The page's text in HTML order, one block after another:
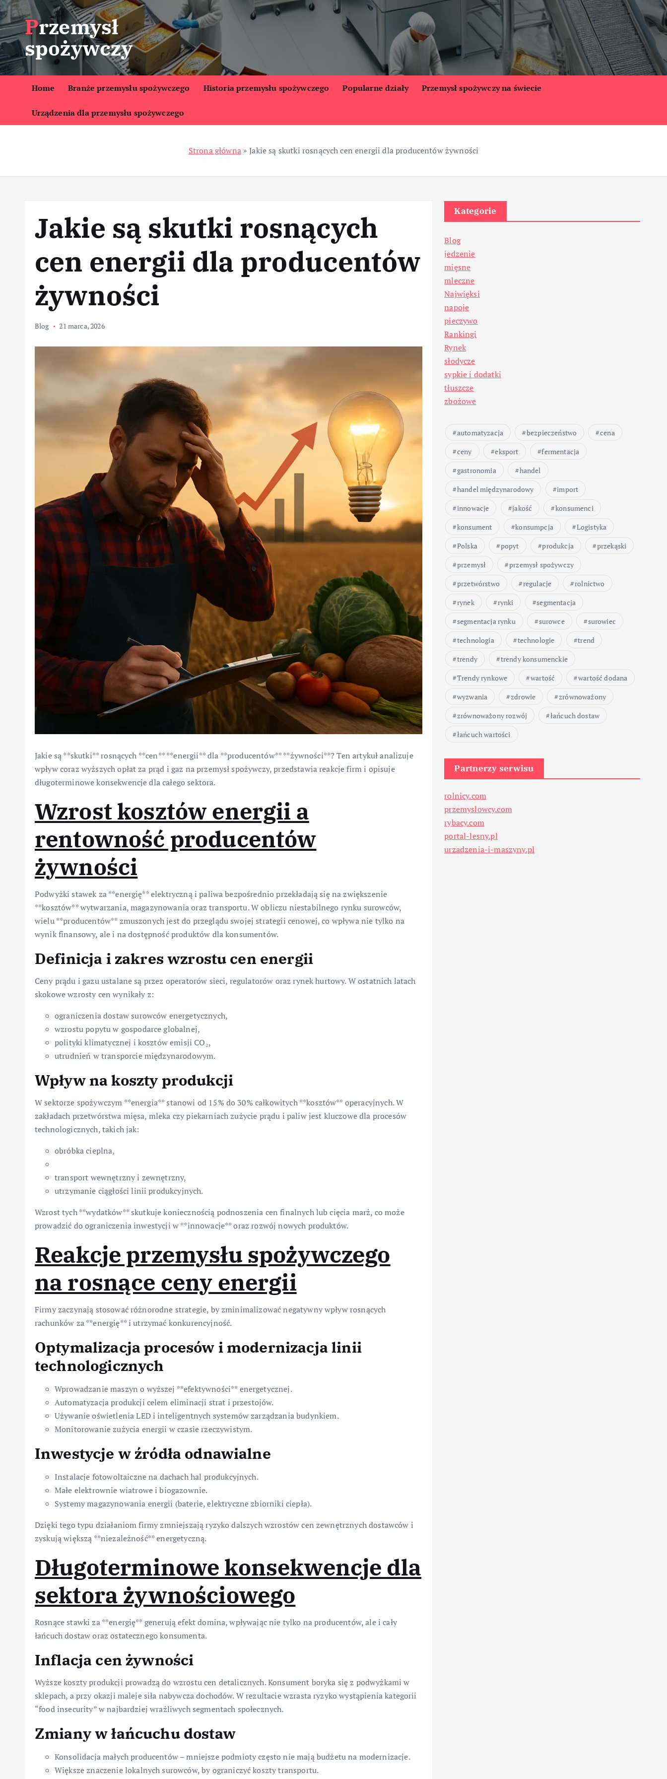
S
k
i
p
t
o
t
Przemysł
spożywczy
Home Branże przemysłu spożywczego Historia przemysłu spożywczego Popularne działy Przemysł spożywczy na świecie
Urządzenia dla przemysłu spożywczego
Strona główna»Jakie są skutki rosnących cen energii dla producentów żywności
Jakie są skutki rosnących
cen energii dla producentów
żywności
Blog 21 marca, 2026
Jakie są **skutki** rosnących **cen** **energii** dla **producentów** **żywności**? Ten artykuł analizuje
wpływ coraz wyższych opłat za prąd i gaz na przemysł spożywczy, przedstawia reakcje firm i opisuje
długoterminowe konsekwencje dla całego sektora.
Wzrost kosztów energii a
rentowność producentów
żywności
Podwyżki stawek za **energię** elektryczną i paliwa bezpośrednio przekładają się na zwiększenie
**kosztów** wytwarzania, magazynowania oraz transportu. W obliczu niestabilnego rynku surowców,
wielu **producentów** zmuszonych jest do przeglądu swojej strategii cenowej, co wpływa nie tylko na
wynik finansowy, ale i na dostępność produktów dla konsumentów.
Definicja i zakres wzrostu cen energii
Ceny prądu i gazu ustalane są przez operatorów sieci, regulatorów oraz rynek hurtowy. W ostatnich latach
skokowe wzrosty cen wynikały z:
ograniczenia dostaw surowców energetycznych,
wzrostu popytu w gospodarce globalnej,
polityki klimatycznej i kosztów emisji CO₂,
utrudnień w transporcie międzynarodowym.
Wpływ na koszty produkcji
W sektorze spożywczym **energia** stanowi od 15% do 30% całkowitych **kosztów** operacyjnych. W
zakładach przetwórstwa mięsa, mleka czy piekarniach zużycie prądu i paliw jest kluczowe dla procesów
technologicznych, takich jak:
obróbka cieplna,
transport wewnętrzny i zewnętrzny,
utrzymanie ciągłości linii produkcyjnych.
Wzrost tych **wydatków** skutkuje koniecznością podnoszenia cen finalnych lub cięcia marż, co może
prowadzić do ograniczenia inwestycji w **innowacje** oraz rozwój nowych produktów.
Reakcje przemysłu spożywczego
na rosnące ceny energii
Firmy zaczynają stosować różnorodne strategie, by zminimalizować negatywny wpływ rosnących
rachunków za **energię** i utrzymać konkurencyjność.
Optymalizacja procesów i modernizacja linii
technologicznych
Wprowadzanie maszyn o wyższej **efektywności** energetycznej.
Automatyzacja produkcji celem eliminacji strat i przestojów.
Używanie oświetlenia LED i inteligentnych systemów zarządzania budynkiem.
Monitorowanie zużycia energii w czasie rzeczywistym.
Inwestycje w źródła odnawialne
Instalacje fotowoltaiczne na dachach hal produkcyjnych.
Małe elektrownie wiatrowe i biogazownie.
Systemy magazynowania energii (baterie, elektryczne zbiorniki ciepła).
Dzięki tego typu działaniom firmy zmniejszają ryzyko dalszych wzrostów cen zewnętrznych dostawców i
zyskują większą **niezależność** energetyczną.
Długoterminowe konsekwencje dla
sektora żywnościowego
Rosnące stawki za **energię** generują efekt domina, wpływając nie tylko na producentów, ale i cały
łańcuch dostaw oraz ostatecznego konsumenta.
Inflacja cen żywności
Wyższe koszty produkcji prowadzą do wzrostu cen detalicznych. Konsument boryka się z podwyżkami w
sklepach, a przy okazji maleje siła nabywcza dochodów. W rezultacie wzrasta ryzyko wystąpienia kategorii
“food insecurity” w najbardziej wrażliwych segmentach społecznych.
Zmiany w łańcuchu dostaw
Konsolidacja małych producentów – mniejsze podmioty często nie mają budżetu na modernizacje.
Większe znaczenie lokalnych surowców, by ograniczyć koszty transportu.
Kategorie
Blog
jedzenie
mięsne
mleczne
Najwięksi
napoje
pieczywo
Rankingi
Rynek
słodycze
sypkie i dodatki
tłuszcze
zbożowe
automatyzacja bezpieczeństwo
cena
ceny
eksport
fermentacja
gastronomia
handel
handel międzynarodowy
import
innowacje
jakość
konsumenci
konsument
konsumpcja
Logistyka
Polska
popyt produkcja
przekąski
przemysł
przemysł spożywczy
przetwórstwo
regulacje
rolnictwo
rynek
rynki
segmentacja
segmentacja rynku
surowce
surowiec
technologia
technologie
trend
trendy
trendy konsumenckie
Trendy rynkowe
wartość
wartość dodana
wyzwania
zdrowie
zrównoważony
zrównoważony rozwój
łańcuch dostaw
łańcuch wartości
Partnerzy serwisu
rolnicy.com
przemyslowcy.com
rybacy.com
portal-lesny.pl
urzadzenia-i-maszyny.pl